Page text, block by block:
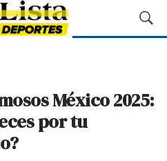
M
o
a
r
México 2025:
por tu